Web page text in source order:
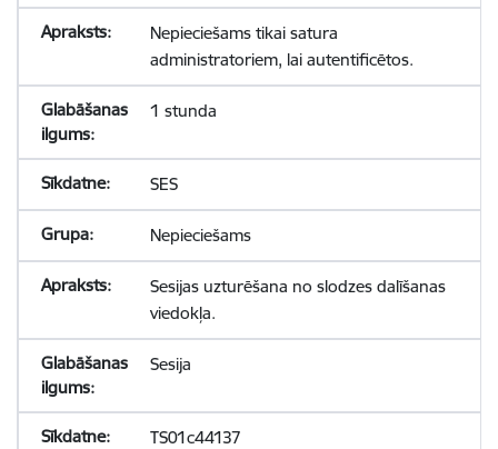
Nepieciešams tikai satura
administratoriem, lai autentificētos.
1 stunda
SES
Nepieciešams
Sesijas uzturēšana no slodzes dalīšanas
viedokļa.
Sesija
TS01c44137